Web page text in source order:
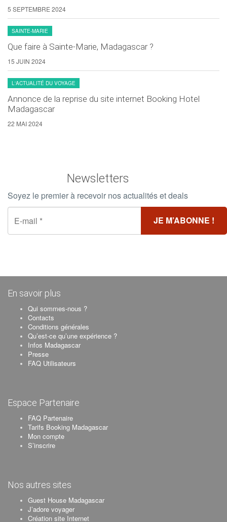
5 SEPTEMBRE 2024
SAINTE-MARIE
Que faire à Sainte-Marie, Madagascar ?
15 JUIN 2024
L'ACTUALITÉ DU VOYAGE
Annonce de la reprise du site internet Booking Hotel
Madagascar
22 MAI 2024
Newsletters
Soyez le premier à recevoir nos actualités et deals
En savoir plus
Qui sommes-nous ?
Contacts
Conditions générales
Qu’est-ce qu’une expérience ?
Infos Madagascar
Presse
FAQ Utilisateurs
Espace Partenaire
FAQ Partenaire
Tarifs Booking Madagascar
Mon compte
S’inscrire
Nos autres sites
Guest House Madagascar
J’adore voyager
Création site Internet